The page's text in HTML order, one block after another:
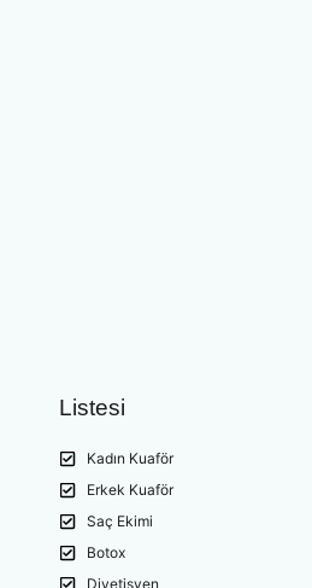
Listesi
Kadın Kuaför
Erkek Kuaför
Saç Ekimi
Botox
Diyetisyen